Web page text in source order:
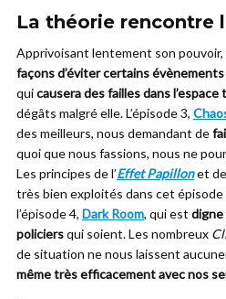
La théorie rencontre
Apprivoisant lentement son pouvoir,
façons d’éviter certains
quicausera des failles dans l’espace
dégâts malgré elle. L’épisode 3,
des meilleurs, nous demandant de
quoi que nous fassions, nous ne
Les principes de l’Effet Papillonet
très bien exploités dans cet
l’épisode 4, Dark Room, qui est digne
policiersqui soient. Les nombreux
de situation ne nous laissent
même très efficacement avec nos